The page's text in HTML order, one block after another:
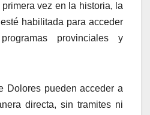
vez en la historia, la
habilitada para acceder
provinciales y
Dolores pueden acceder a
directa, sin tramites ni